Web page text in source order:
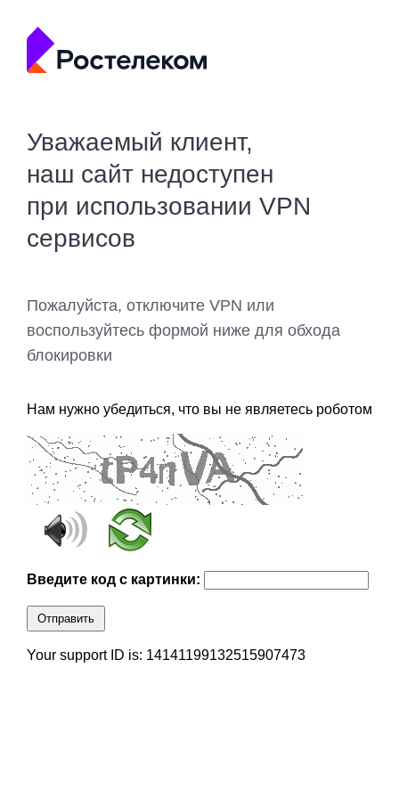
Уважаемый клиент,
наш сайт недоступен
при использовании VPN
сервисов
Пожалуйста, отключите VPN или
воспользуйтесь формой ниже для обхода
блокировки
Нам нужно убедиться, что вы не являетесь роботом
Введите код с картинки:
Отправить
Your support ID is: 14141199132515907473